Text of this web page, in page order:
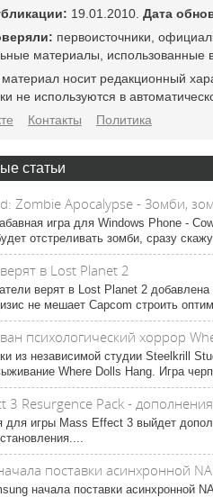
19.01.2010. Дата
первоисточники,
материалы, использованные в
материал носит редакционный
не используются в
Контакты Политика
статьи
Zombie Apocalypse - Зомби,
игра для Windows Phone -
отстреливать зомби, сразу
в Lost Planet 2
верят в Lost Planet 2
не мешает Capcom строить
психологический хоррор
из независимой студии Steelkrill
Where Dolls Hang. Игра
3 Resurgence Pack -
для игры Mass Effect 3 выйдет
поставки асинхронной
начала поставки асинхронной